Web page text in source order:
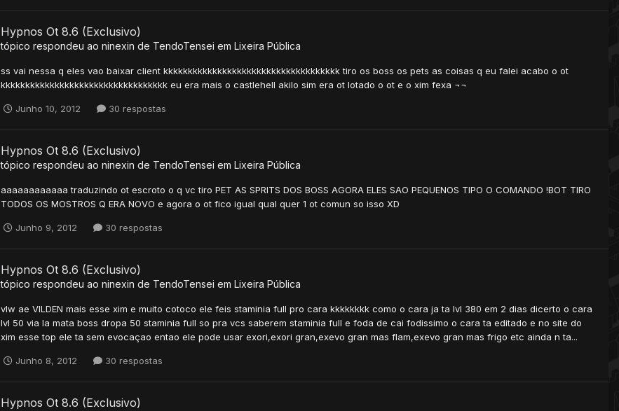
Hypnos Ot 8.6 (Exclusivo)
tópico respondeu ao ninexin de TendoTensei em Lixeira Pública
ss vai nessa q eles vao baixar client kkkkkkkkkkkkkkkkkkkkkkkkkkkkkkkkkkkk tiro os boss os pets as coisas q eu falei acabo o ot
kkkkkkkkkkkkkkkkkkkkkkkkkkkkkkkkkk eu era mais o castlehell akilo sim era ot lotado o ot e o xim fexa ¬¬
Junho 10, 2012 30 respostas
Hypnos Ot 8.6 (Exclusivo)
tópico respondeu ao ninexin de TendoTensei em Lixeira Pública
aaaaaaaaaaaa traduzindo ot escroto o q vc tiro PET AS SPRITS DOS BOSS AGORA ELES SAO PEQUENOS TIPO O COMANDO !BOT TIRO
TODOS OS MOSTROS Q ERA NOVO e agora o ot fico igual qual quer 1 ot comun so isso XD
Junho 9, 2012 30 respostas
Hypnos Ot 8.6 (Exclusivo)
tópico respondeu ao ninexin de TendoTensei em Lixeira Pública
vlw ae VILDEN mais esse xim e muito cotoco ele feis staminia full pro cara kkkkkkkk como o cara ja ta lvl 380 em 2 dias dicerto o cara
lvl 50 via la mata boss dropa 50 staminia full so pra vcs saberem staminia full e foda de cai fodissimo o cara ta editado e no site do
xim esse top ele ta sem evocaçao entao ele pode usar exori,exori gran,exevo gran mas flam,exevo gran mas frigo etc ainda n ta...
Junho 8, 2012 30 respostas
Hypnos Ot 8.6 (Exclusivo)